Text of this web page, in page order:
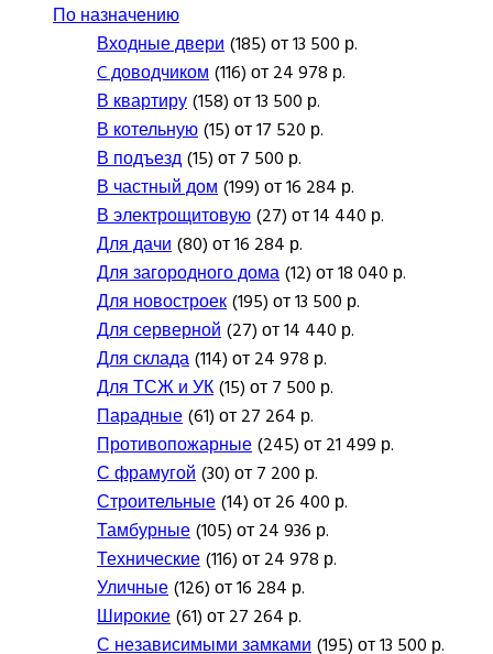
По назначению
Входные двери(185) от 13 500 р.
C доводчиком(116) от 24 978 р.
В квартиру(158) от 13 500 р.
В котельную(15) от 17 520 р.
В подъезд(15) от 7 500 р.
В частный дом(199) от 16 284 р.
В электрощитовую(27) от 14 440 р.
Для дачи(80) от 16 284 р.
Для загородного дома(12) от 18 040 р.
Для новостроек(195) от 13 500 р.
Для серверной(27) от 14 440 р.
Для склада(114) от 24 978 р.
Для ТСЖ и УК(15) от 7 500 р.
Парадные(61) от 27 264 р.
Противопожарные(245) от 21 499 р.
С фрамугой(30) от 7 200 р.
Строительные(14) от 26 400 р.
Тамбурные(105) от 24 936 р.
Технические(116) от 24 978 р.
Уличные(126) от 16 284 р.
Широкие(61) от 27 264 р.
С независимыми замками(195) от 13 500 р.